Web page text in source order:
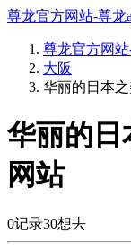
尊龙官方网站-尊龙
尊龙官方网站
大阪
华丽的日本
华丽的日
网站
0记录30想去